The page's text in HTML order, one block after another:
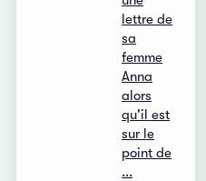
lettre de
sa
femme
Anna
alors
qu'il est
sur le
point de
...